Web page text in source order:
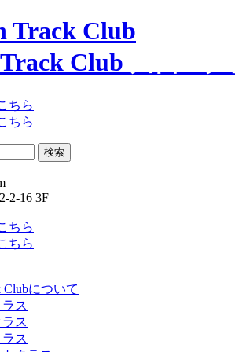
Club
ちら
ちら
2-16 3F
ちら
ちら
Clubについて
ス
ス
ス